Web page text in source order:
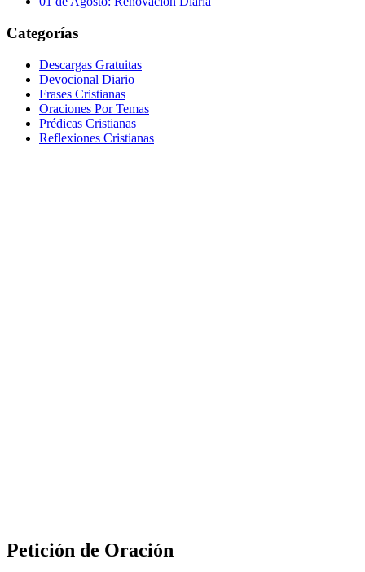
Categorías
Descargas Gratuitas
Devocional Diario
Frases Cristianas
Oraciones Por Temas
Prédicas Cristianas
Reflexiones Cristianas
Petición de Oración